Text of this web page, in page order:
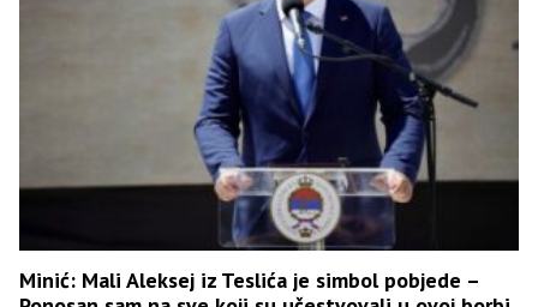
Minić: Mali Aleksej iz Teslića je simbol pobjede –